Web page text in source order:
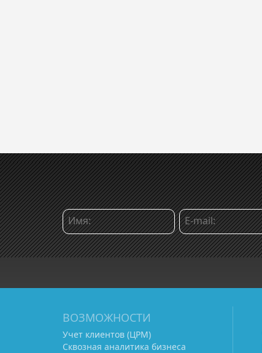
ВОЗМОЖНОСТИ
Учет клиентов (ЦРМ)
Сквозная аналитика бизнеса